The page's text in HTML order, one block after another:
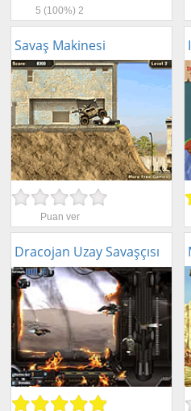
5 (100%)2
Savaş Makinesi
Puan ver
Dracojan Uzay Savaşçısı